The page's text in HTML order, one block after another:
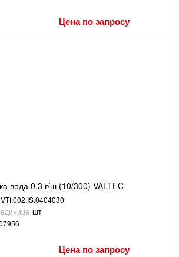
И ОТДЕЛОЧНЫЕ МАТЕРИАЛЫ
ТОВАРЫ, СВЕТОТЕХНИКА
Цена по запросу
вода 0,3 г/ш (10/300) VALTEC
VTf.002.IS.0404030
шт
Цена по запросу